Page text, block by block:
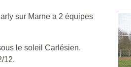
sur Marne a 2 équipes
le soleil Carlésien.
12.